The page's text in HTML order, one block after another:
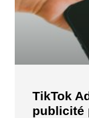
TikTok
publicité